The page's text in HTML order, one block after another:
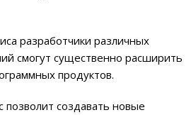
разработчики различных
смогут существенно расширить
продуктов.
позволит создавать новые